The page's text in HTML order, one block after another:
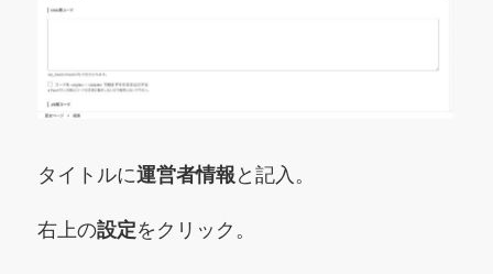
タイトルに運営者情報 と記入。
右上の設定をクリック。